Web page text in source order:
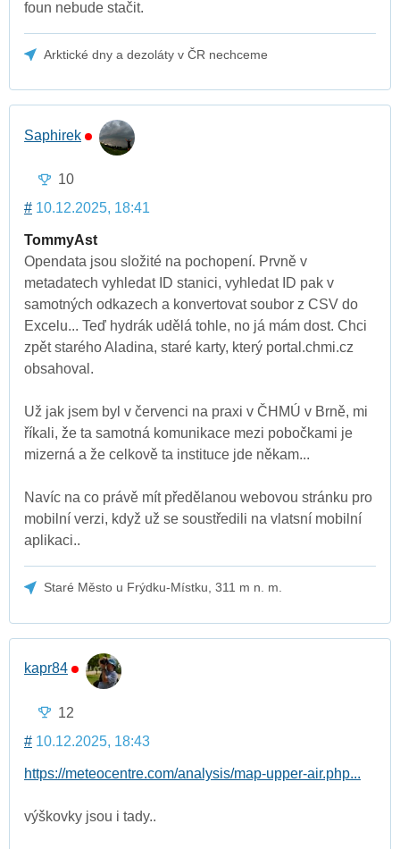
foun nebude stačit.
Arktické dny a dezoláty v ČR nechceme
Saphirek
10
# 10.12.2025, 18:41
TommyAst
Opendata jsou složité na pochopení. Prvně v
metadatech vyhledat ID stanici, vyhledat ID pak v
samotných odkazech a konvertovat soubor z CSV do
Excelu... Teď hydrák udělá tohle, no já mám dost. Chci
zpět starého Aladina, staré karty, který portal.chmi.cz
obsahoval.
Už jak jsem byl v červenci na praxi v ČHMÚ v Brně, mi
říkali, že ta samotná komunikace mezi pobočkami je
mizerná a že celkově ta instituce jde někam...
Navíc na co právě mít předělanou webovou stránku pro
mobilní verzi, když už se soustředili na vlatsní mobilní
aplikaci..
Staré Město u Frýdku-Místku, 311 m n. m.
kapr84
12
# 10.12.2025, 18:43
https://meteocentre.com/analysis/map-upper-air.php...
výškovky jsou i tady..